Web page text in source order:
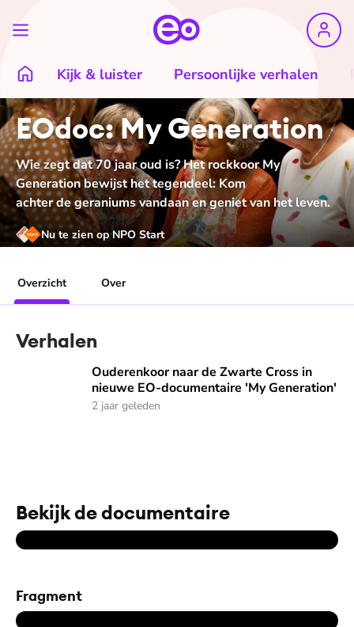
Kijk & luister Persoonlijke verhalen
EOdoc: My Generation
Wie zegt dat 70 jaar oud is? Het rockkoor My
Generation bewijst het tegendeel: Kom
achter de geraniums vandaan en geniet van het leven.
Nu te zien op NPO Start
Overzicht Over
Verhalen
Ouderenkoor naar de Zwarte Cross in nieuwe EO-
Ouderenkoor naar de Zwarte Cross in
nieuwe EO-documentaire 'My Generation'
2 jaar geleden
Bekijk de documentaire
Fragment